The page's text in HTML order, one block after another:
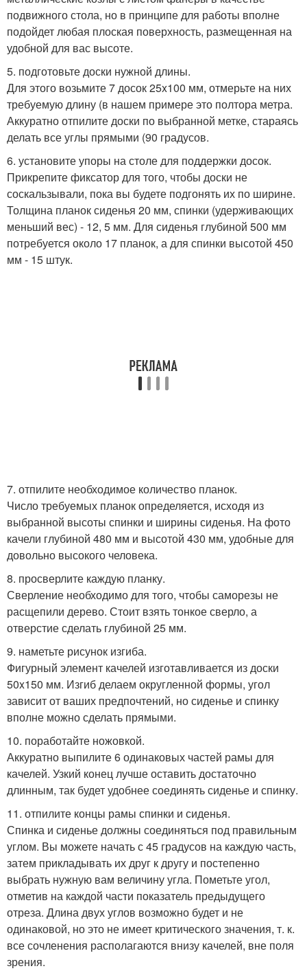
подвижного стола, но в принципе для работы вполне
подойдет любая плоская поверхность, размещенная на
удобной для вас высоте.
5. подготовьте доски нужной длины.
Для этого возьмите 7 досок 25x100 мм, отмерьте на них
требуемую длину (в нашем примере это полтора метра.
Аккуратно отпилите доски по выбранной метке, стараясь
делать все углы прямыми (90 градусов.
6. установите упоры на столе для поддержки досок.
Прикрепите фиксатор для того, чтобы доски не
соскальзывали, пока вы будете подгонять их по ширине.
Толщина планок сиденья 20 мм, спинки (удерживающих
меньший вес) - 12, 5 мм. Для сиденья глубиной 500 мм
потребуется около 17 планок, а для спинки высотой 450
мм - 15 штук.
7. отпилите необходимое количество планок.
Число требуемых планок определяется, исходя из
выбранной высоты спинки и ширины сиденья. На фото
качели глубиной 480 мм и высотой 430 мм, удобные для
довольно высокого человека.
8. просверлите каждую планку.
Сверление необходимо для того, чтобы саморезы не
расщепили дерево. Стоит взять тонкое сверло, а
отверстие сделать глубиной 25 мм.
9. наметьте рисунок изгиба.
Фигурный элемент качелей изготавливается из доски
50x150 мм. Изгиб делаем округленной формы, угол
зависит от ваших предпочтений, но сиденье и спинку
вполне можно сделать прямыми.
10. поработайте ножовкой.
Аккуратно выпилите 6 одинаковых частей рамы для
качелей. Узкий конец лучше оставить достаточно
длинным, так будет удобнее соединять сиденье и спинку.
11. отпилите концы рамы спинки и сиденья.
Спинка и сиденье должны соединяться под правильным
углом. Вы можете начать с 45 градусов на каждую часть,
затем прикладывать их друг к другу и постепенно
выбрать нужную вам величину угла. Пометьте угол,
отметив на каждой части показатель предыдущего
отреза. Длина двух углов возможно будет и не
одинаковой, но это не имеет критического значения, т. к.
все сочленения располагаются внизу качелей, вне поля
зрения.